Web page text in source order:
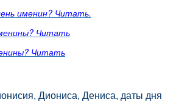
именин? Читать.
Читать
Читать
Диониса, Дениса, даты дня